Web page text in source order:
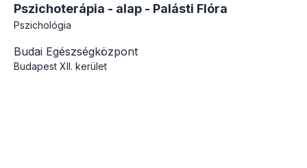
Pszichoterápia - alap - Palásti Flóra
Pszichológia
Budai Egészségközpont
Budapest XII. kerület